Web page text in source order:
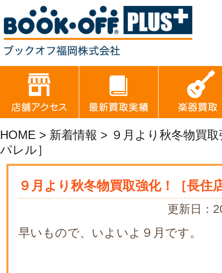
HOME > 新着情報 > ９月より秋冬物買
パレル］
９月より秋冬物買取強化！［長住
更新日：
早いもので、いよいよ９月です。